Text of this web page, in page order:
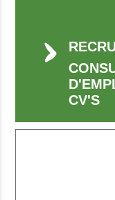
CV'S